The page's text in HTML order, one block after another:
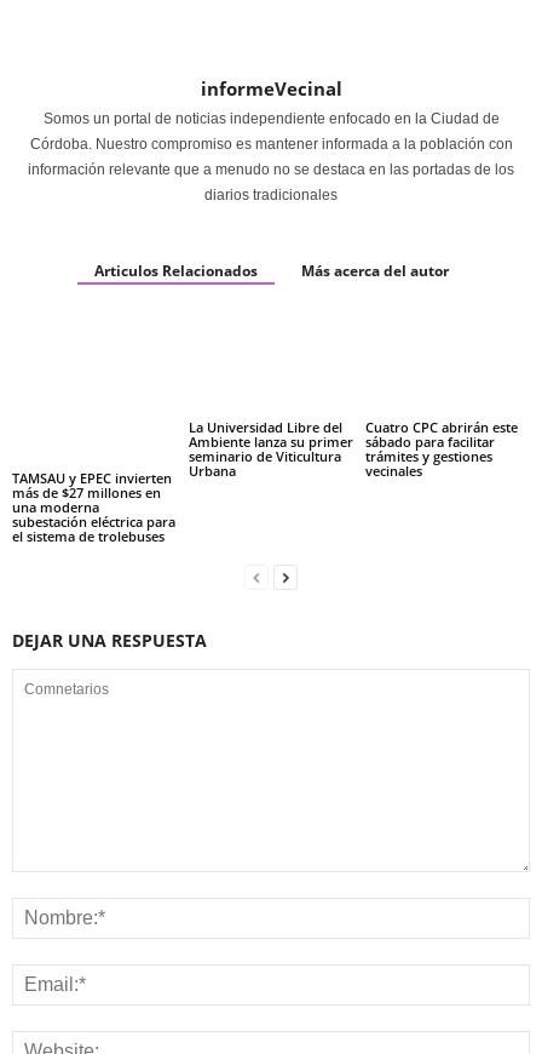
informeVecinal
Somos un portal de noticias independiente enfocado en la Ciudad de
Córdoba. Nuestro compromiso es mantener informada a la población con
información relevante que a menudo no se destaca en las portadas de los
diarios tradicionales
Articulos Relacionados Más acerca del autor
TAMSAU y EPEC invierten
más de $27 millones en
una moderna
subestación eléctrica para
el sistema de trolebuses
La Universidad Libre del
Ambiente lanza su primer
seminario de Viticultura
Urbana
Cuatro CPC abrirán este
sábado para facilitar
trámites y gestiones
vecinales
DEJAR UNA RESPUESTA